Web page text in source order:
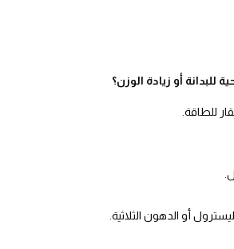
للبدانة أو زيادة الوزن؟
للطاقة.
أو الدهون الثلاثية.